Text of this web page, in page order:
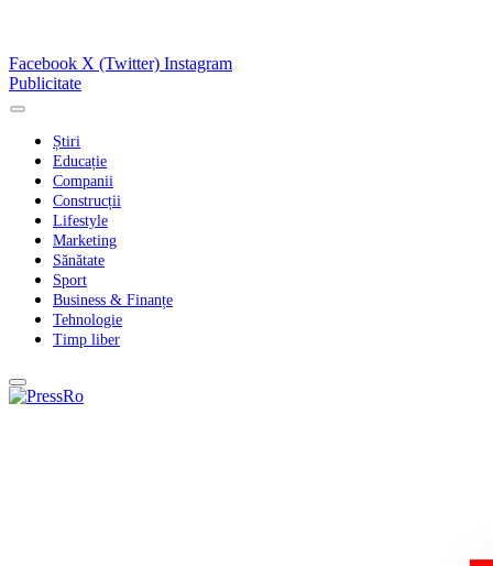
Facebook X (Twitter) Instagram
Publicitate
Știri
Educație
Companii
Construcții
Lifestyle
Marketing
Sănătate
Sport
Business & Finanțe
Tehnologie
Timp liber